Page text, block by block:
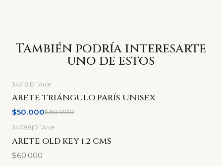
También podría interesarte
uno de estos
-17% OFF
34212|D´Arce
ARETE TRIÁNGULO PARÍS UNISEX
$50.000$60.000
34088|D´Arce
ARETE OLD KEY 1.2 CMS
$60.000